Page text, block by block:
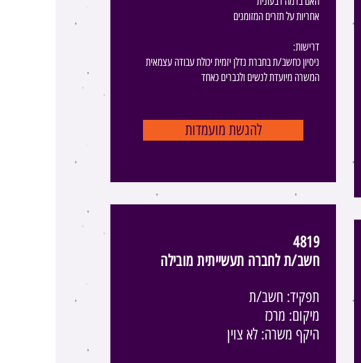
אחריות על תזרים המזומנים
:דרישות
ניסיון כחשב/ת בחברת נדלן יזמית יכולת עבודה עצמאית
המשרה מיועדת לנשים ולגברים כאחד
להגשת מועמדות
4819
חשב/ת לחברה תעשייתית מובילה
תפקיד: חשב/ת
מיקום: מרכז
היקף משרה: לא צוין